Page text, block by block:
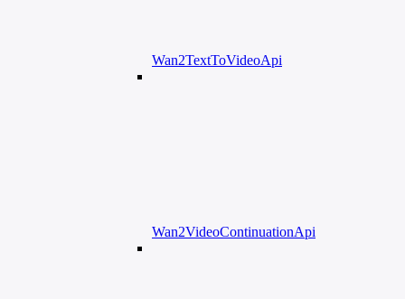
Wan2TextToVideoApi
Wan2VideoContinuationApi